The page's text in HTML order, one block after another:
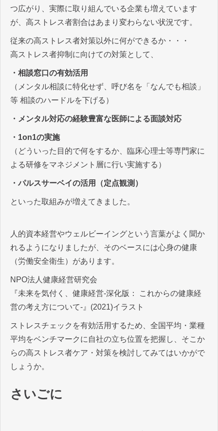
つ広がり、実際に取り組んでいる企業も増えています
が、高ストレス者割合はあまり変わらない状況です。
従来の高ストレス者対策以外に何ができるか・・・
高ストレス者抑制に向けての対策として、
・相談窓口の有効活用
（メンタル相談に特化せず、呼び名を「なんでも相談」
等 相談のハードルを下げる）
・メンタル対応の経験豊富な医師による面談対応
・1on1の実施
（どういった目的で何をするか、臨床心理士等専門家に
よる研修をマネジメント層に行い実施する）
・パルスサーベイの活用（定点観測）
といった取組みが増えてきました。
人的資本経営やウェルビーイングという言葉がよく聞か
れるようになりましたが、そのベースには心身の健康
（労働安全衛生）があります。
NPO法人健康経営研究会
『未来を気付く、健康経営-深化版： これからの健康経
営の考え方について-』(2021)イラスト
ストレスチェックを有効活用するため、全国平均・業種
平均をベンチマークに自社の立ち位置を把握し、そこか
らの高ストレス者ケア・対策を検討してみてはいかがで
しょうか。
さいごに